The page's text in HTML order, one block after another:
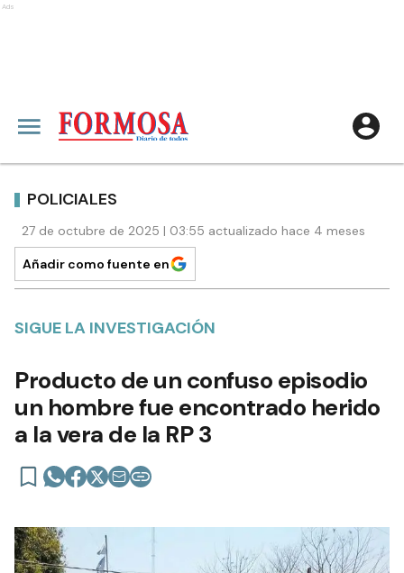
Ads
POLICIALES
27 de octubre de 2025 | 03:55 actualizado hace 4 meses
Añadir como fuente en
SIGUE LA INVESTIGACIÓN
Producto de un confuso episodio
un hombre fue encontrado herido
a la vera de la RP 3